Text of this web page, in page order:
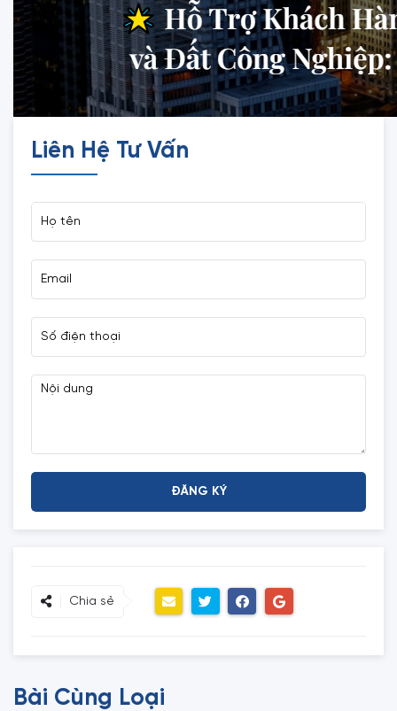
Liên Hệ Tư Vấn
Chia sẻ
Bài Cùng Loại